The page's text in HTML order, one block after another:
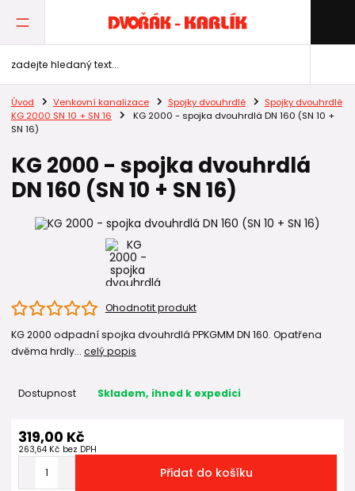
Úvod Venkovní kanalizace Spojky dvouhrdlé
Spojky dvouhrdlé
KG 2000 SN 10 + SN 16
KG 2000 - spojka dvouhrdlá DN 160 (SN 10 +
SN 16)
KG 2000 - spojka dvouhrdlá
DN 160 (SN 10 + SN 16)
Ohodnotit produkt
KG 2000 odpadní spojka dvouhrdlá PPKGMM DN 160. Opatřena
dvěma hrdly... celý popis
Dostupnost Skladem, ihned k expedici
319,00 Kč
263,64 Kč bez DPH
Přidat do košíku